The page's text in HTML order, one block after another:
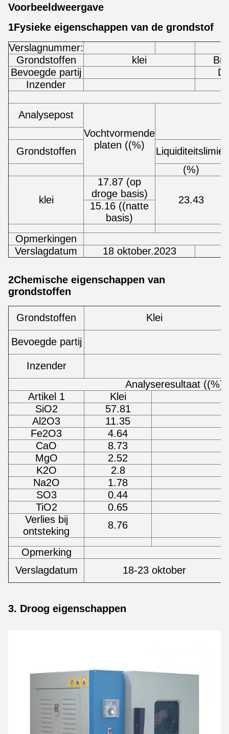
Voorbeeldweergave
1Fysieke eigenschappen van de grondstof
Verslagnummer:
Grondstoffen
klei
Bevoegde partij
Inzender
Analysepost
Vochtvormende
platen ((%)
Grondstoffen Liquiditeitslimiet
(%)
klei
17.87 (op
droge basis)
23.43
15.16 ((natte
basis)
Opmerkingen
Verslagdatum
18 oktober.2023
2Chemische eigenschappen van
grondstoffen
Grondstoffen Klei
Bevoegde partij
Inzender
Analyseresultaat ((%)
Artikel 1
Klei
SiO2
57.81
Al2O3
11.35
Fe2O3
4.64
CaO
8.73
MgO
2.52
K2O
2.8
Na2O
1.78
SO3
0.44
TiO2
0.65
Verlies bij
ontsteking
8.76
Opmerking
Verslagdatum
18-23 oktober
3. Droog eigenschappen